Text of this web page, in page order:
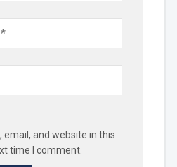
email, and website in this
time I comment.